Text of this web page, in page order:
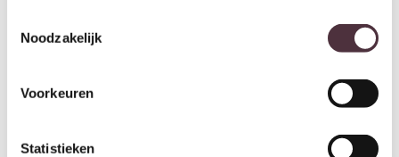
Noodzakelijk
Voorkeuren
Statistieken